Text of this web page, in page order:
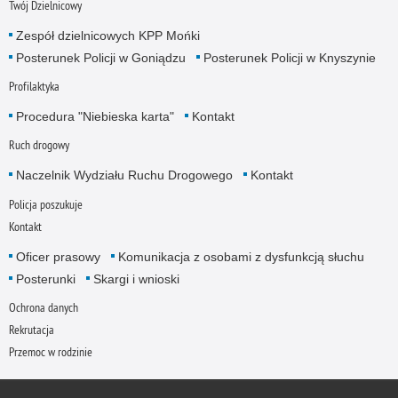
Twój Dzielnicowy
Zespół dzielnicowych KPP Mońki
Posterunek Policji w Goniądzu
Posterunek Policji w Knyszynie
Profilaktyka
Procedura "Niebieska karta" Kontakt
Ruch drogowy
Naczelnik Wydziału Ruchu Drogowego Kontakt
Policja poszukuje
Kontakt
Oficer prasowy
Komunikacja z osobami z dysfunkcją słuchu
Posterunki
Skargi i wnioski
Ochrona danych
Rekrutacja
Przemoc w rodzinie